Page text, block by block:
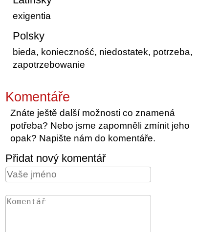
exigentia
Polsky
bieda, konieczność, niedostatek, potrzeba,
zapotrzebowanie
Komentáře
Znáte ještě další možnosti co znamená
potřeba? Nebo jsme zapomněli zmínit jeho
opak? Napište nám do komentáře.
Přidat nový komentář